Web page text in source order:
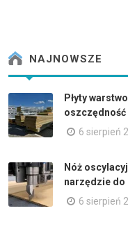
NAJNOWSZE
Płyty
oszczędność
6 sierpień
Nóż
narzędzie do
6 sierpień